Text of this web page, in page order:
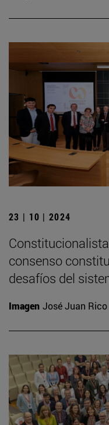
23 | 10 | 2024
consenso
desafíos del
Imagen José Juan Rico